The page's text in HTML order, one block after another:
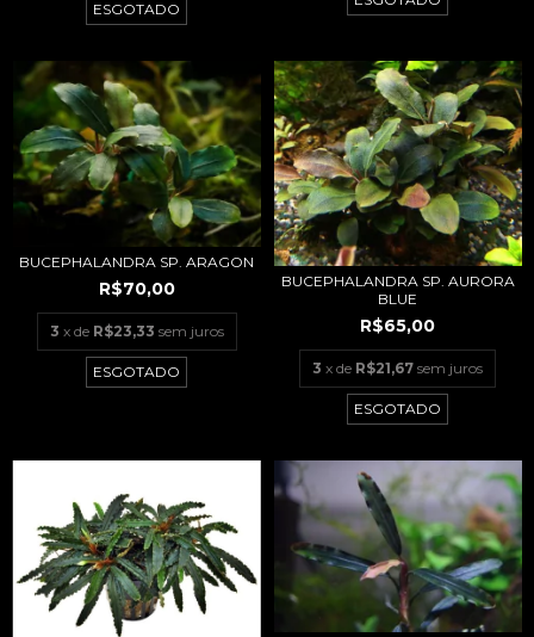
ESGOTADO
BUCEPHALANDRA SP. ARAGON
R$70,00
3 x de R$23,33 sem juros
ESGOTADO
BUCEPHALANDRA SP. AURORA
BLUE
R$65,00
3 x de R$21,67 sem juros
ESGOTADO